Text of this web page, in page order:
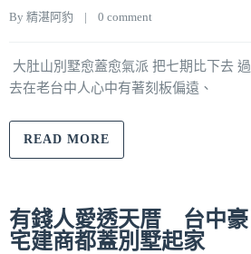
By 精湛阿豹
    |
0 comment
大肚山別墅愈蓋愈氣派 把七期比下去 過
去在老台中人心中有著刻板偏遠、
READ MORE
有錢人愛透天厝 台中豪
宅建商都蓋別墅起家